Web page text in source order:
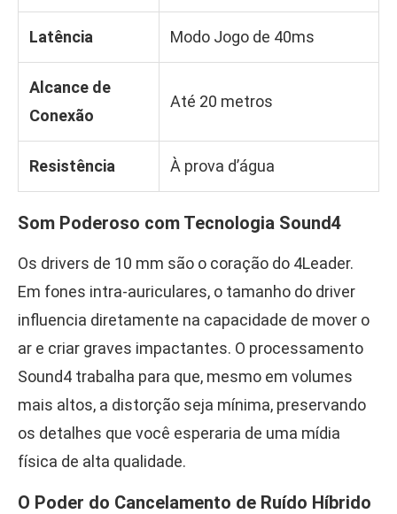
Latência Modo Jogo de 40ms
Alcance de
Conexão
Até 20 metros
Resistência À prova d’água
Som Poderoso com Tecnologia Sound4
Os drivers de 10 mm são o coração do 4Leader.
Em fones intra-auriculares, o tamanho do driver
influencia diretamente na capacidade de mover o
ar e criar graves impactantes. O processamento
Sound4 trabalha para que, mesmo em volumes
mais altos, a distorção seja mínima, preservando
os detalhes que você esperaria de uma mídia
física de alta qualidade.
O Poder do Cancelamento de Ruído Híbrido